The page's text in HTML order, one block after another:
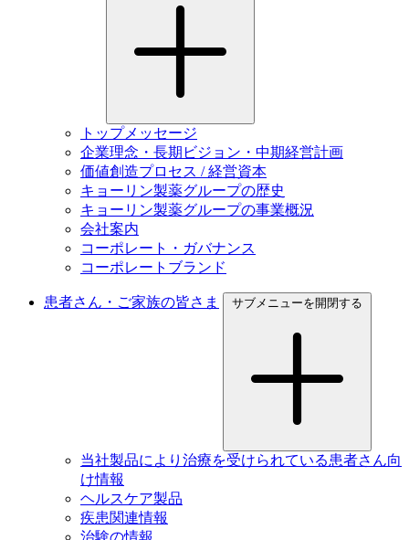
トップメッセージ
企業理念・長期ビジョン・中期経営計画
価値創造プロセス / 経営資本
キョーリン製薬グループの歴史
キョーリン製薬グループの事業概況
会社案内
コーポレート・ガバナンス
コーポレートブランド
患者さん・ご家族の皆さま サブメニューを開閉する
当社製品により治療を受けられている患者さん向
け情報
ヘルスケア製品
疾患関連情報